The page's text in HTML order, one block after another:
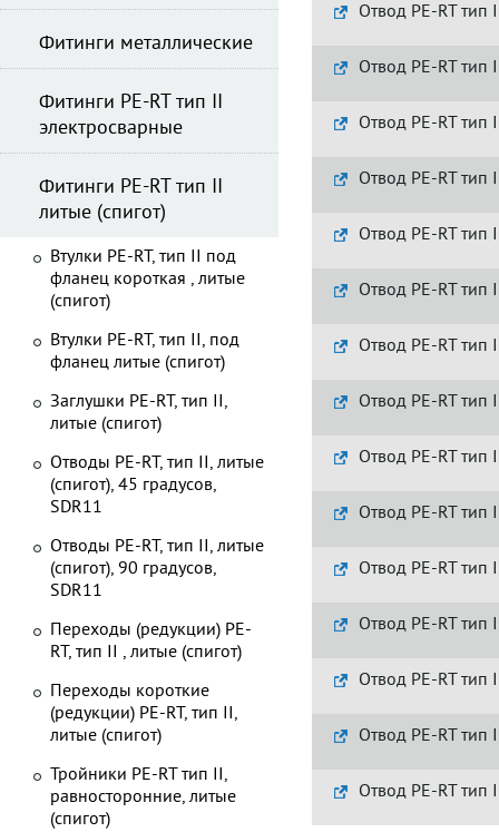
Отвод PE-RT тип
Отвод PE-RT тип
Отвод PE-RT тип
Отвод PE-RT тип
Отвод PE-RT тип
Отвод PE-RT тип
Отвод PE-RT тип
Отвод PE-RT тип
Отвод PE-RT тип
Отвод PE-RT тип
Отвод PE-RT тип
Отвод PE-RT тип
Отвод PE-RT тип
Отвод PE-RT тип
Отвод PE-RT тип
Фитинги металлические
Фитинги PE-RT тип II
электросварные
Фитинги PE-RT тип II
литые (спигот)
Втулки PE-RT, тип II под
фланец короткая , литые
(спигот)
Втулки PE-RT, тип II, под
фланец литые (спигот)
Заглушки PE-RT, тип II,
литые (спигот)
Отводы PE-RT, тип II, литые
(спигот), 45 градусов,
SDR11
Отводы PE-RT, тип II, литые
(спигот), 90 градусов,
SDR11
Переходы (редукции) PE-
RT, тип II , литые (спигот)
Переходы короткие
(редукции) PE-RT, тип II,
литые (спигот)
Тройники PE-RT тип II,
равносторонние, литые
(спигот)